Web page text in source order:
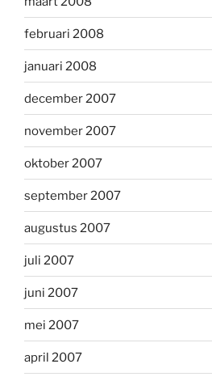
februari 2008
januari 2008
december 2007
november 2007
oktober 2007
september 2007
augustus 2007
juli 2007
juni 2007
mei 2007
april 2007